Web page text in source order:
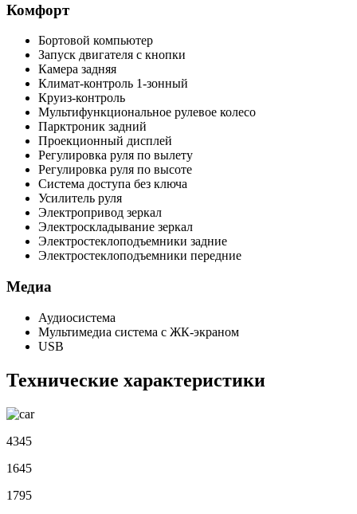
Комфорт
Бортовой компьютер
Запуск двигателя с кнопки
Камера задняя
Климат-контроль 1-зонный
Круиз-контроль
Мультифункциональное рулевое колесо
Парктроник задний
Проекционный дисплей
Регулировка руля по вылету
Регулировка руля по высоте
Система доступа без ключа
Усилитель руля
Электропривод зеркал
Электроскладывание зеркал
Электростеклоподъемники задние
Электростеклоподъемники передние
Медиа
Аудиосистема
Мультимедиа система с ЖК-экраном
USB
Технические характеристики
4345
1645
1795